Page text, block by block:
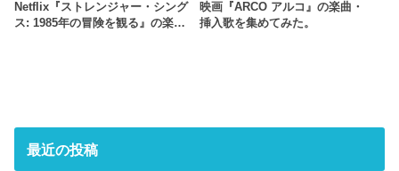
Netflix『ストレンジャー・シング
ス: 1985年の冒険 を観 る』の楽…
映画『ARCO アルコ』の楽曲・
挿入歌を集めてみた。
最近の投稿